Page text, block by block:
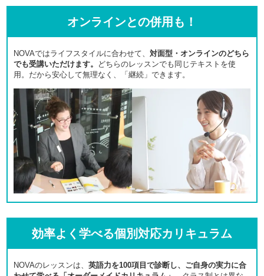
オンラインとの併用も！
NOVAではライフスタイルに合わせて、 対面型・オンラインのどちら
でも受講いただけます。
どちらのレッスンでも同じテキストを使
用。だから安心して無理なく、「継続」できます。
効率よく学べる個別対応カリキュラム
NOVAのレッスンは、 英語力を100項目で診断し、ご自身の実力に合